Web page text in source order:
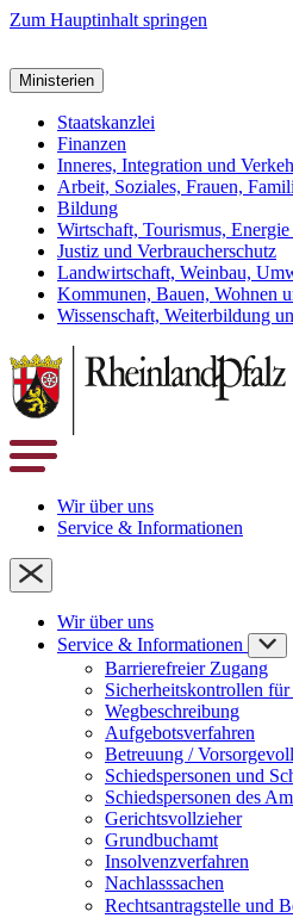
Zum Hauptinhalt springen
Ministerien
Staatskanzlei
Finanzen
Inneres, Integration und
Arbeit, Soziales, Frauen,
Bildung
Wirtschaft, Tourismus,
Justiz und Verbraucherschutz
Landwirtschaft, Weinbau,
Kommunen, Bauen, Wohnen
Wissenschaft, Weiterbildung
Wir über uns
Service & Informationen
Wir über uns
Service & Informationen
Barrierefreier Zugang
Sicherheitskontrollen für
Wegbeschreibung
Aufgebotsverfahren
Betreuung /
Schiedspersonen und
Schiedspersonen des
Gerichtsvollzieher
Grundbuchamt
Insolvenzverfahren
Nachlasssachen
Rechtsantragstelle und